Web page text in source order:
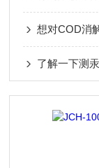
想对COD消
了解一下测